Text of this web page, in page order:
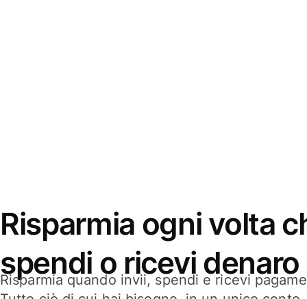
Risparmia ogni volta
spendi o ricevi denaro
Risparmia quando invii, spendi e ricevi